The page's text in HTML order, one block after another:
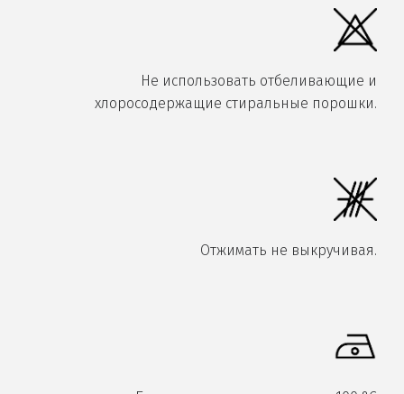
Не использовать отбеливающие и
хлоросодержащие стиральные порошки.
Отжимать не выкручивая.